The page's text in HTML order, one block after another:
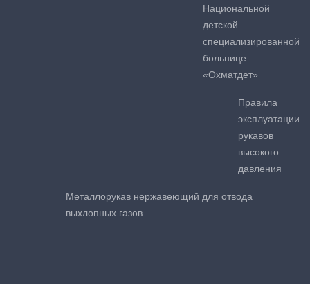
Национальной
детской
специализированной
больнице
«Охматдет»
Правила
эксплуатации
рукавов
высокого
давления
Металлорукав нержавеющий для отвода
выхлопных газов